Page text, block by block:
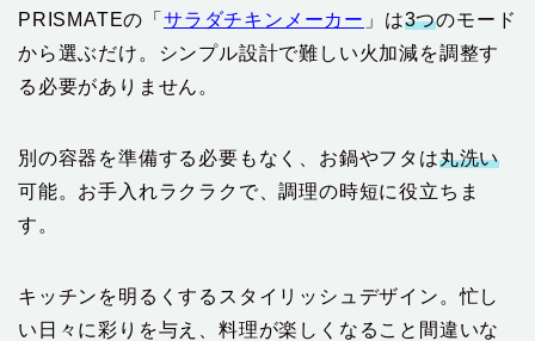
PRISMATEの「サラダチキンメーカー 」は3つのモード
から選ぶだけ。シンプル設計で難しい火加減を調整す
る必要がありません。
別の容器を準備する必要もなく、お鍋やフタは丸洗い
可能。お手入れラクラクで、調理の時短に役立ちま
す。
キッチンを明るくするスタイリッシュデザイン。忙し
い日々に彩りを与え、料理が楽しくなること間違いな